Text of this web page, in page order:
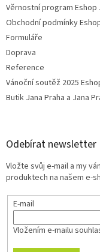
Věrnostní program Eshop
Obchodní podmínky
Formuláře
Doprava
Reference
Vánoční soutěž 2025
Butik Jana Praha a Jana
Odebírat newsletter
Vložte svůj e-mail a my
produktech na našem e-
E-mail
Vložením e-mailu